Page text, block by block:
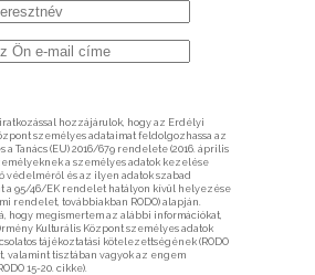
hozzájárulok, hogy az Erdélyi
személyes adataimat feldolgozhassa az
a Tanács (EU) 2016/679 rendelete (2016. április
a személyes adatok kezelése
és az ilyen adatok szabad
a 95/46/EK rendelet hatályon kívül helyezése
rendelet, továbbiakban RODO) alapján.
hogy megismertem az alábbi információkat,
Kulturális Központ személyes adatok
tájékoztatási kötelezettségének (RODO
valamint tisztában vagyok az engem
15-20. cikke).